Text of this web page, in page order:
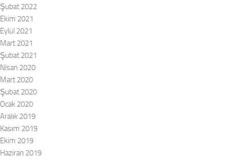
Şubat 2022
Ekim 2021
Eylül 2021
Mart 2021
Şubat 2021
Nisan 2020
Mart 2020
Şubat 2020
Ocak 2020
Aralık 2019
Kasım 2019
Ekim 2019
Haziran 2019